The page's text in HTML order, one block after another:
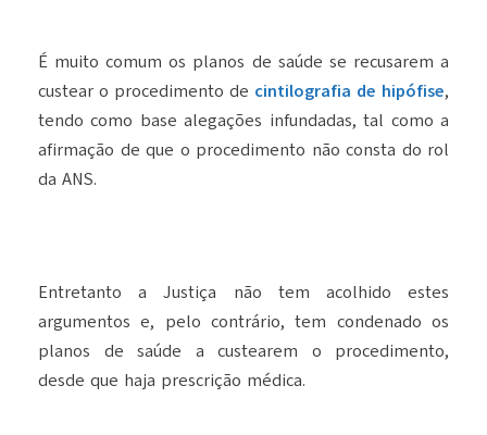
É muito comum os planos de saúde se recusarem a
custear o procedimento de cintilografia de hipófise,
tendo como base alegações infundadas, tal como a
afirmação de que o procedimento não consta do rol
da ANS.
Entretanto a Justiça não tem acolhido estes
argumentos e, pelo contrário, tem condenado os
planos de saúde a custearem o procedimento,
desde que haja prescrição médica.